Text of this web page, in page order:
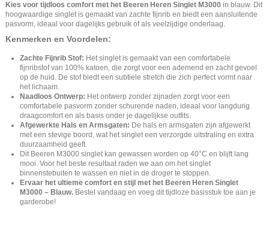
Kies voor tijdloos comfort met het Beeren Heren Singlet M3000 in blauw. Dit
hoogwaardige singlet is gemaakt van zachte fijnrib en biedt een aansluitende
pasvorm, ideaal voor dagelijks gebruik of als veelzijdige onderlaag.
Kenmerken en Voordelen:
Zachte Fijnrib Stof: Het singlet is gemaakt van een comfortabele
fijnribstof van 100% katoen, die zorgt voor een ademend en zacht gevoel
op de huid. De stof biedt een subtiele stretch die zich perfect vormt naar
het lichaam.
Naadloos Ontwerp: Het ontwerp zonder zijnaden zorgt voor een
comfortabele pasvorm zonder schurende naden, ideaal voor langdurig
draagcomfort en als basis onder je dagelijkse outfits.
Afgewerkte Hals en Armsgaten: De hals en armsgaten zijn afgewerkt
met een stevige boord, wat het singlet een verzorgde uitstraling en extra
duurzaamheid geeft.
Dit Beeren M3000 singlet kan gewassen worden op 40°C en blijft lang
mooi. Voor het beste resultaat raden we aan om het singlet
binnenstebuiten te wassen en niet in de droger te stoppen.
Ervaar het ultieme comfort en stijl met het Beeren Heren Singlet
M3000 – Blauw. Bestel vandaag en voeg dit tijdloze basisstuk toe aan je
garderobe!